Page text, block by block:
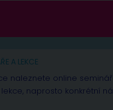
A LEKCE
naleznete online
naprosto konkrétní